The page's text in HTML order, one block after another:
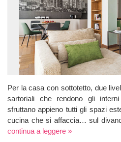
Per la casa con sottotetto, due
sartoriali che rendono gli
sfruttano appieno tutti gli spazi
cucina che si affaccia… sul
continua a leggere »